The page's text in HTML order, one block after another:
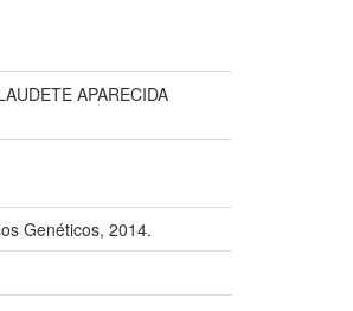
APARECIDA
Genéticos, 2014.